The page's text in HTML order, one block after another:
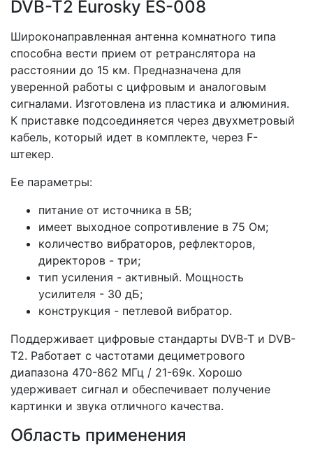
DVB-T2 Eurosky ES-008
Широконаправленная антенна комнатного типа
способна вести прием от ретранслятора на
расстоянии до 15 км. Предназначена для
уверенной работы с цифровым и аналоговым
сигналами. Изготовлена из пластика и алюминия.
К приставке подсоединяется через двухметровый
кабель, который идет в комплекте, через F-
штекер.
Ее параметры:
питание от источника в 5В;
имеет выходное сопротивление в 75 Ом;
количество вибраторов, рефлекторов,
директоров - три;
тип усиления - активный. Мощность
усилителя - 30 дБ;
конструкция - петлевой вибратор.
Поддерживает цифровые стандарты DVB-T и DVB-
T2. Работает с частотами дециметрового
диапазона 470-862 МГц / 21-69к. Хорошо
удерживает сигнал и обеспечивает получение
картинки и звука отличного качества.
Область применения